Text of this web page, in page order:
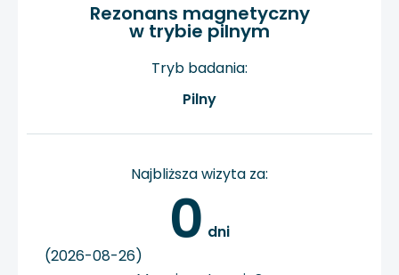
Rezonans magnetyczny
w trybie pilnym
Tryb badania:
Pilny
Najbliższa wizyta za:
0 dni
(2026-08-26)